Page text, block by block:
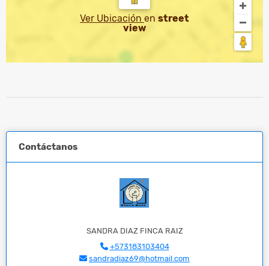
Ver Ubicación en street
view
Contáctanos
SANDRA DIAZ FINCA RAIZ
+573183103404
sandradiaz69@hotmail.com